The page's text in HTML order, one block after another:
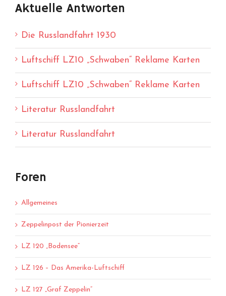
Aktuelle Antworten
Die Russlandfahrt 1930
Luftschiff LZ10 „Schwaben“ Reklame Karten
Luftschiff LZ10 „Schwaben“ Reklame Karten
Literatur Russlandfahrt
Literatur Russlandfahrt
Foren
Allgemeines
Zeppelinpost der Pionierzeit
LZ 120 „Bodensee“
LZ 126 – Das Amerika-Luftschiff
LZ 127 „Graf Zeppelin“